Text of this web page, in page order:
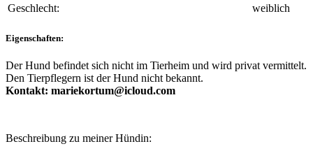
Geschlecht:
weiblich
Eigenschaften:
Der Hund befindet sich nicht im Tierheim und wird privat vermittelt.
Den Tierpflegern ist der Hund nicht bekannt.
Kontakt: mariekortum@icloud.com
Beschreibung zu meiner Hündin: